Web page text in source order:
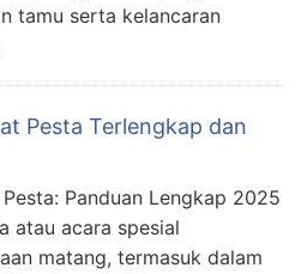
tamu serta kelancaran
Pesta Terlengkap dan
Panduan Lengkap 2025
atau acara spesial
matang, termasuk dalam